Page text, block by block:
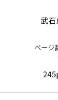
武
ページ